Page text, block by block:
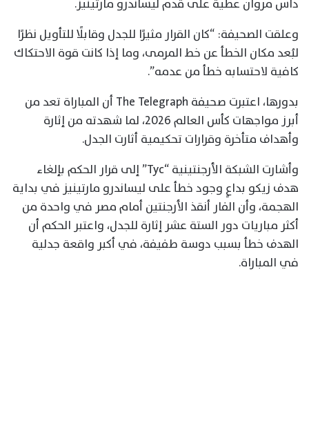
وعلقت الصحيفة: “كان القرار مثيرًا للجدل وقابلًا للتأويل نظرًا
لبُعد مكان الخطأ عن خط المرمى، وما إذا كانت قوة الاحتكاك
كافية لاحتسابه خطأ من عدمه”.
بدورها، اعتبرت صحيفة The Telegraph أن المباراة تعد من
أبرز مواجهات كأس العالم 2026، لما شهدته من إثارة
وأهداف متأخرة وقرارات تحكيمية أثارت الجدل.
وأشارت الشبكة الأرجنتينية “Tyc” إلى قرار الحكم بإلغاء
هدف زيكو بداعٍ وجود خطأ على ليساندرو مارتينيز في بداية
الهجمة، وأن الفار أنقذ الأرجنتين أمام مصر في واحدة من
أكثر مباريات دور الستة عشر إثارة للجدل، واعتبر الحكم أن
الهدف خطأ بسبب دوسة طفيفة، في أكبر واقعة جدلية
في المباراة.